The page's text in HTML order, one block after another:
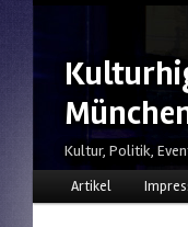
Kultur, Politik,
HauptmenüZum Inhalt
Zum
Artikel